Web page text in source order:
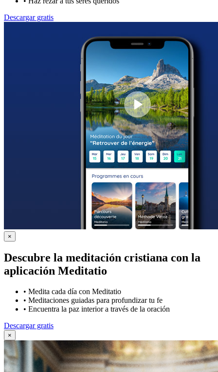
Descargar gratis
×
Descubre la meditación cristiana con la
aplicación Meditatio
• Medita cada día con Meditatio
• Meditaciones guiadas para profundizar tu fe
• Encuentra la paz interior a través de la oración
Descargar gratis
×